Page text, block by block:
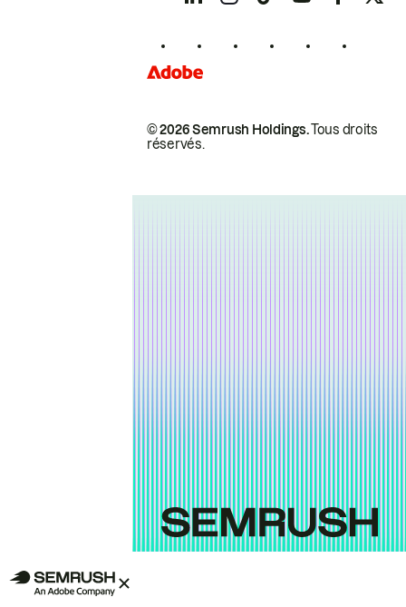
© 2026 Semrush Holdings.Tous droits
réservés.